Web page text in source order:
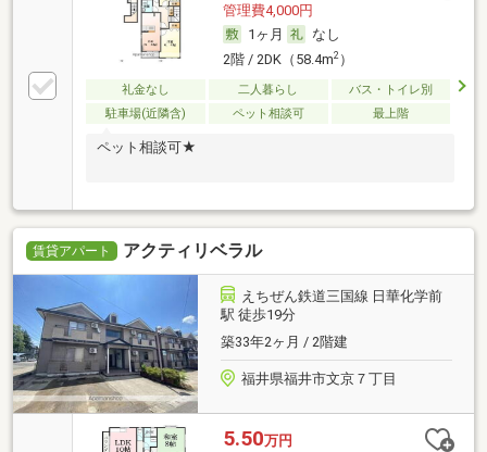
管理費4,000円
1ヶ月
なし
2階 / 2DK（58.4m2）
礼金なし 二人暮らし
バス・トイレ別
駐車場(近隣含)
ペット相談可 最上階
ペット相談可★
賃貸アパート アクティリベラル
えちぜん鉄道三国線 日華化学前
駅 徒歩19分
築33年2ヶ月 / 2階建
福井県福井市文京７丁目
5.50万円